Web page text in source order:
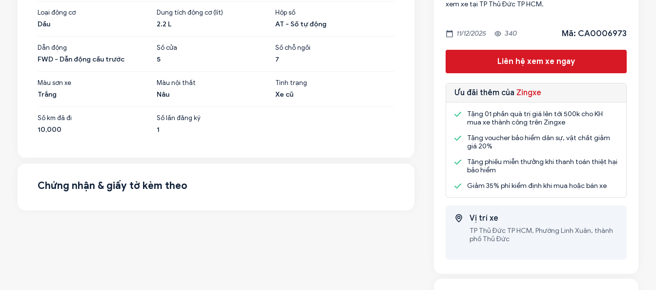
xem xe tại TP Thủ Đức TP HCM.
11/12/2025 340 Mã: CA0006973
Liên hệ xem xe ngay
Ưu đãi thêm của Zingxe
Tặng 01 phần quà trị giá lên tới 500k cho KH
mua xe thành công trên Zingxe
Tặng voucher bảo hiểm dân sự, vật chất giảm
giá 20%
Tặng phiếu miễn thưởng khi thanh toán thiệt hại
bảo hiểm
Giảm 35% phí kiểm định khi mua hoặc bán xe
Vị trí xe
TP Thủ Đức TP HCM, Phường Linh Xuân, thành
phố Thủ Đức
Loại động cơ
Dầu
Dung tích động cơ (lít)
2.2 L
Hộp số
AT - Số tự động
Dẫn động
FWD - Dẫn động cầu trước
Số cửa
5
Số chỗ ngồi
7
Màu sơn xe
Trắng
Màu nội thất
Nâu
Tình trạng
Xe cũ
Số km đã đi
10,000
Số lần đăng ký
1
Chứng nhận & giấy tờ kèm theo